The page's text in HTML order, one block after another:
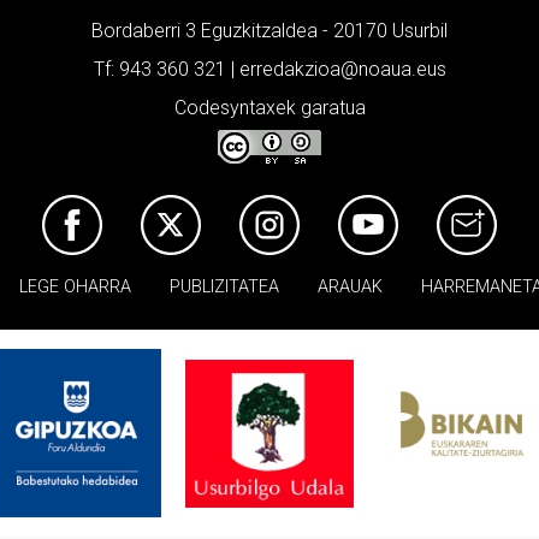
Bordaberri 3 Eguzkitzaldea - 20170 Usurbil
Tf: 943 360 321 | erredakzioa@noaua.eus
Codesyntaxek garatua
LEGE OHARRA PUBLIZITATEA ARAUAK